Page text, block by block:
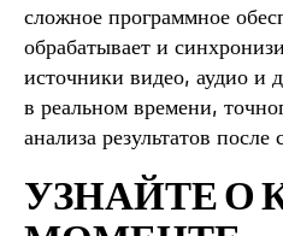
сложное программное
обрабатывает и
источники видео, аудио и
в реальном времени,
анализа результатов после
УЗНАЙТЕ О